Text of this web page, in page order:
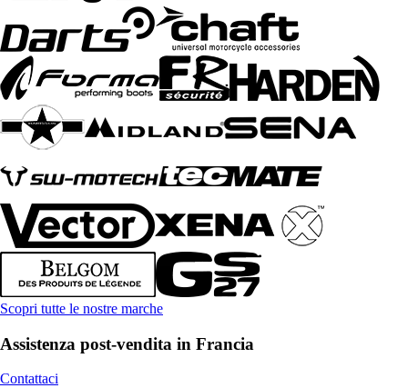
Scopri tutte le nostre marche
Assistenza post-vendita in Francia
Contattaci